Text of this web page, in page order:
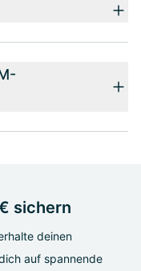
sichern
deinen
auf spannende